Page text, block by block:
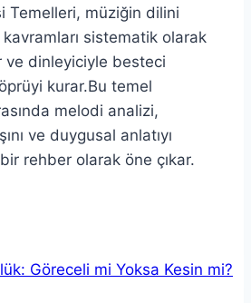
Temelleri, müziğin dilini
sistematik olarak
ve dinleyiciyle besteci
kurar.Bu temel
melodi analizi,
ve duygusal anlatıyı
rehber olarak öne çıkar.